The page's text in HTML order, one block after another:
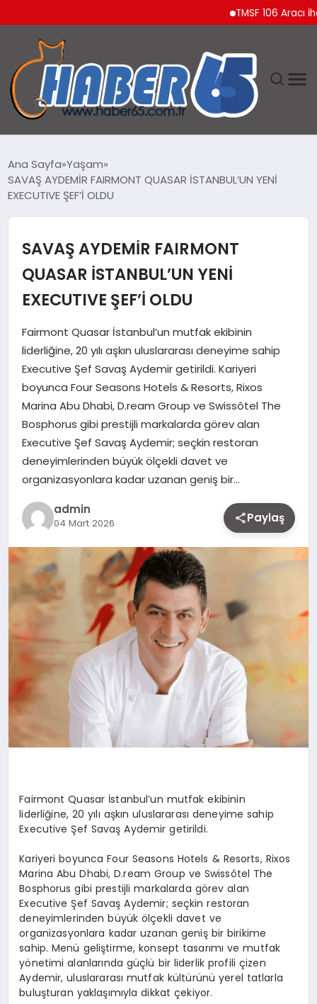
TMSF 106 Aracı
YAŞAM
Ana Sayfa Yaşam
SAVAŞ AYDEMİR FAIRMONT QUASAR İSTANBUL’UN YENİ
EXECUTIVE ŞEF’İ OLDU
SAVAŞ AYDEMİR FAIRMONT
QUASAR İSTANBUL’UN YENİ
EXECUTIVE ŞEF’İ OLDU
Fairmont Quasar İstanbul’un mutfak ekibinin
liderliğine, 20 yılı aşkın uluslararası deneyime sahip
Executive Şef Savaş Aydemir getirildi. Kariyeri
boyunca Four Seasons Hotels & Resorts, Rixos
Marina Abu Dhabi, D.ream Group ve Swissôtel The
Bosphorus gibi prestijli markalarda görev alan
Executive Şef Savaş Aydemir; seçkin restoran
deneyimlerinden büyük ölçekli davet ve
organizasyonlara kadar uzanan geniş bir…
admin
04 Mart 2026 Paylaş
Fairmont Quasar İstanbul’un mutfak ekibinin
liderliğine, 20 yılı aşkın uluslararası deneyime sahip
Executive Şef Savaş Aydemir getirildi.
Kariyeri boyunca Four Seasons Hotels & Resorts, Rixos
Marina Abu Dhabi, D.ream Group ve Swissôtel The
Bosphorus gibi prestijli markalarda görev alan
Executive Şef Savaş Aydemir; seçkin restoran
deneyimlerinden büyük ölçekli davet ve
organizasyonlara kadar uzanan geniş bir birikime
sahip. Menü geliştirme, konsept tasarımı ve mutfak
yönetimi alanlarında güçlü bir liderlik profili çizen
Aydemir, uluslararası mutfak kültürünü yerel tatlarla
buluşturan yaklaşımıyla dikkat çekiyor.